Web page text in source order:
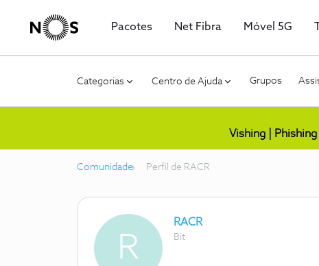
Pacotes Net Fibra Móvel 5G
Categorias Centro de Ajuda Grupos
Vishing |
Comunidade Perfil de RACR
R
RACR
Bit